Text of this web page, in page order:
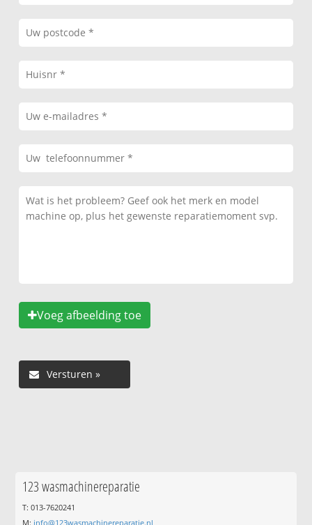
Voeg afbeelding toe
123 wasmachinereparatie
T: 013-7620241
M: info@123wasmachinereparatie.nl